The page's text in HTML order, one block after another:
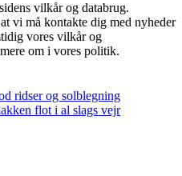
vilkår og databrug.
vi må kontakte dig med nyheder
vores vilkår og
om i vores politik.
ridser og solblegning
flot i al slags vejr